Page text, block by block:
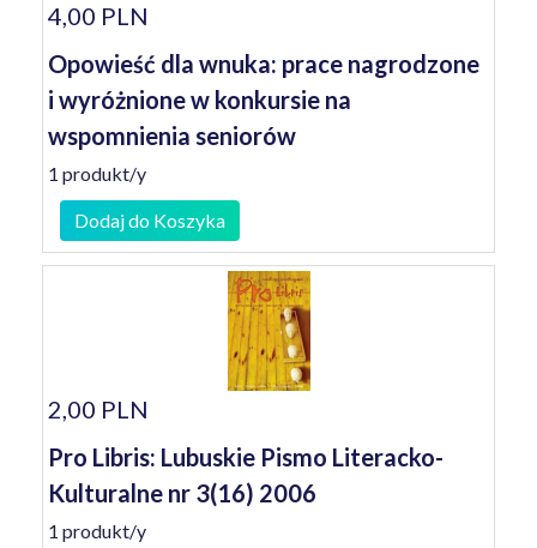
4,00 PLN
Opowieść dla wnuka: prace nagrodzone
i wyróżnione w konkursie na
wspomnienia seniorów
1 produkt/y
Dodaj do Koszyka
2,00 PLN
Pro Libris: Lubuskie Pismo Literacko-
Kulturalne nr 3(16) 2006
1 produkt/y